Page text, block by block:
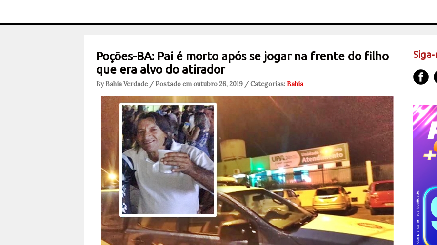
Poções-BA: Pai é morto após se jogar na frente do filho
que era alvo do atirador
By Bahia Verdade / Postado em outubro 26, 2019 / Categorias:Bahia